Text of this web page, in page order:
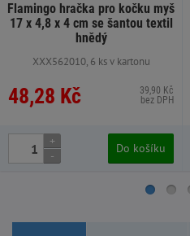
Flamingo hračka pro kočku myš
17 x 4,8 x 4 cm se šantou textil
hnědý
XXX562010, 6 ks v kartonu
48,28 Kč
39,90 Kč
bez DPH
+
-
Do košíku